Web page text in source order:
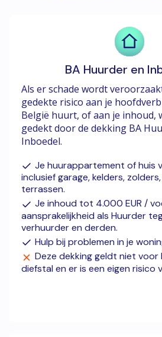
BA Huurder en
Als er schade wordt
gedekte risico aan je
België huurt, of aan je inhoud,
gedekt door de dekking BA
Inboedel.
Je huurappartement of huis
inclusief garage, kelders,
terrassen.
Je inhoud tot 4.000 EUR /
aansprakelijkheid als Huurder
verhuurder en derden.
Hulp bij problemen in je
Deze dekking geldt niet voor
diefstal en er is een eigen risico